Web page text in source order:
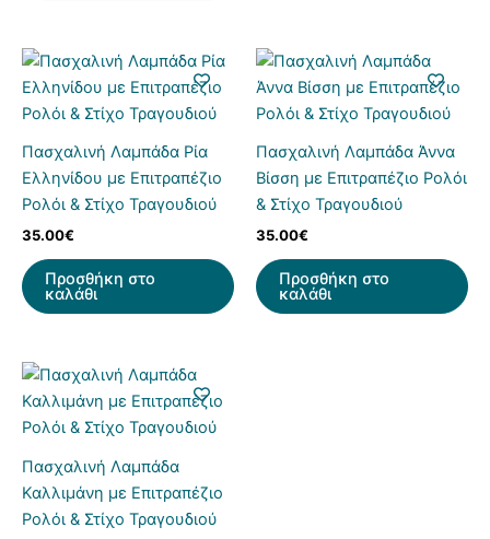
Πασχαλινή Λαμπάδα Ρία
Ελληνίδου με Επιτραπέζιο
Ρολόι & Στίχο Τραγουδιού
35.00€
Προσθήκη στο
καλάθι
Πασχαλινή Λαμπάδα Άννα
Βίσση με Επιτραπέζιο Ρολόι
& Στίχο Τραγουδιού
35.00€
Προσθήκη στο
καλάθι
Πασχαλινή Λαμπάδα
Καλλιμάνη με Επιτραπέζιο
Ρολόι & Στίχο Τραγουδιού